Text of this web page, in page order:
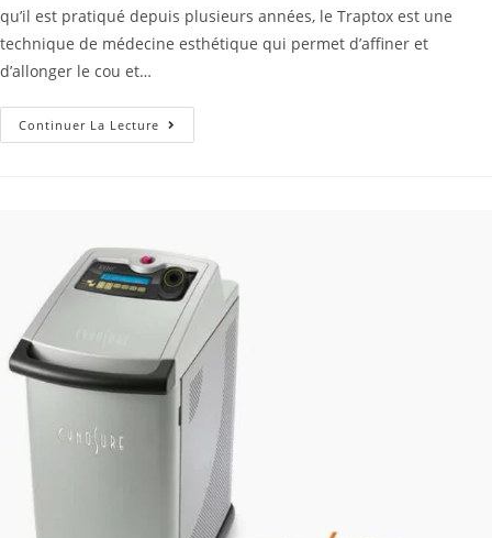
qu’il est pratiqué depuis plusieurs années, le Traptox est une
technique de médecine esthétique qui permet d’affiner et
d’allonger le cou et…
Continuer La Lecture